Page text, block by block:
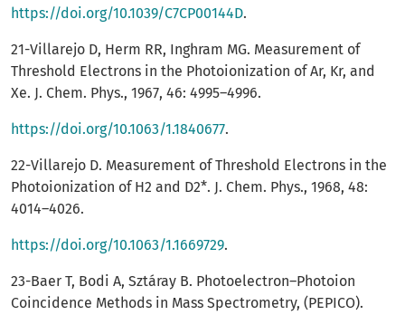
https://doi.org/10.1039/C7CP00144D.
21-Villarejo D, Herm RR, Inghram MG. Measurement of
Threshold Electrons in the Photoionization of Ar, Kr, and
Xe. J. Chem. Phys., 1967, 46: 4995–4996.
https://doi.org/10.1063/1.1840677.
22-Villarejo D. Measurement of Threshold Electrons in the
Photoionization of H2 and D2*. J. Chem. Phys., 1968, 48:
4014–4026.
https://doi.org/10.1063/1.1669729.
23-Baer T, Bodi A, Sztáray B. Photoelectron–Photoion
Coincidence Methods in Mass Spectrometry, (PEPICO).